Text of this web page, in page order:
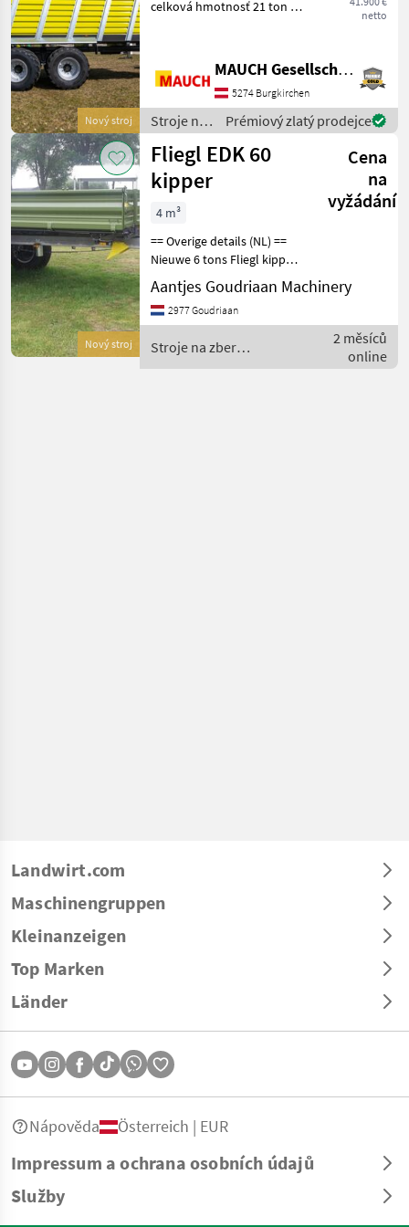
MARKETPLACE
Marketplace
Nabídky
prodejců
Nový stroj
netto
celková hmotnosť 21 ton -
vyhotovenie náprav
406x120 - ťažný rám pevný /
otočný s dolným záveso
MAUCH Gesellschaft m.b.H. & Co.KG
5274 Burgkirchen
Stroje na
zber
objemových
krmív /
Fliegl
Prémiový zlatý prodejce
Nový stroj
Fliegl EDK 60
kipper
Cena
na
vyžádání
4 m³
== Overige details (NL) ==
Nieuwe 6 tons Fliegl kipper.
3 zijdig kippende kipper.
Bakafmeting 4000 x 2020 x
500 mm. Gepoederlakte
onder
Aantjes Goudriaan Machinery
2977 Goudriaan
Stroje na zber
objemových krmív / Fliegl
2 měsíců
online
Landwirt.com
Maschinengruppen
Kleinanzeigen
Top Marken
Länder
Impressum a ochrana osobních údajů
Služby
Nápověda Österreich | EUR